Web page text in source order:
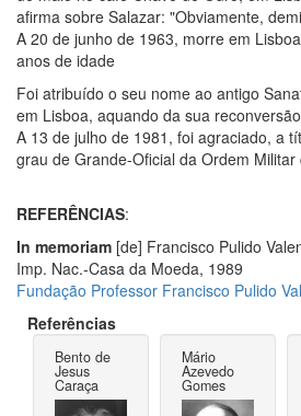
afirma sobre Salazar: "Obviamente,
A 20 de junho de 1963, morre em
anos de idade
Foi atribuído o seu nome ao antigo
em Lisboa, aquando da sua
A 13 de julho de 1981, foi agraciado, a
grau de Grande-Oficial da Ordem
REFERÊNCIAS:
In memoriam [de] Francisco Pulido
Imp. Nac.-Casa da Moeda, 1989
Fundação Professor Francisco Pulido
Referências
Bento de
Jesus
Caraça
Mário
Azevedo
Gomes